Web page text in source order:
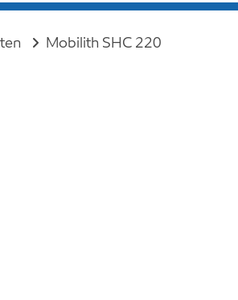
Mobilith SHC 220